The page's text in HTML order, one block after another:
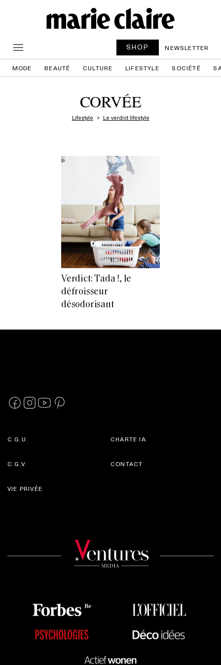
SHOP NEWSLETTER
MODE BEAUTÉ CULTURE LIFESTYLE SOCIÉTÉ
CORVÉE
Lifestyle Le verdict lifestyle
Verdict: Tada !, le
défroisseur
désodorisant
C.G.U.
C.G.V.
CHARTE IA
CONTACT
VIE PRIVÉE